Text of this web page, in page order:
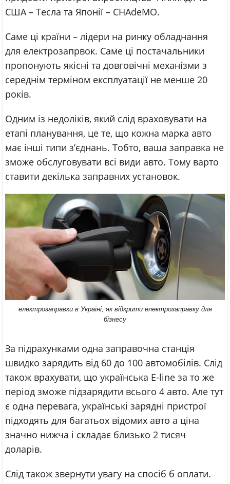
США – Тесла та Японії – CHAdeMO.
Саме ці країни – лідери на ринку обладнання
для електрозапрвок. Саме ці постачальники
пропонують якісні та довговічні механізми з
середнім терміном експлуатації не менше 20
років.
Одним із недоліків, який слід враховувати на
етапі планування, це те, що кожна марка авто
має інші типи з’єднань. Тобто, ваша заправка не
зможе обслуговувати всі види авто. Тому варто
ставити декілька заправних установок.
електрозаправки в Україні, як відкрити електрозаправку для
бізнесу
За підрахунками одна заправочна станція
швидко зарядить від 60 до 100 автомобілів. Слід
також врахувати, що українська E-line за то же
період зможе підзарядити всього 4 авто. Але тут
є одна перевага, українські зарядні пристрої
підходять для багатьох відомих авто а ціна
значно нижча і складає близько 2 тисяч
доларів.
Слід також звернути увагу на спосіб б оплати.